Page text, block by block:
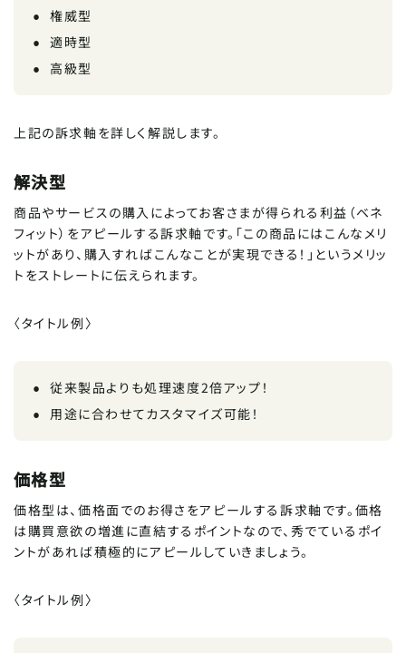
権威型
適時型
高級型
上記の訴求軸を詳しく解説します。
解決型
商品やサービスの購入によってお客さまが得られる利益（ベネ
フィット）をアピールする訴求軸です。「この商品にはこんなメリ
ットがあり、購入すればこんなことが実現できる！」というメリッ
トをストレートに伝えられます。
〈タイトル例〉
従来製品よりも処理速度2倍アップ！
用途に合わせてカスタマイズ可能！
価格型
価格型は、価格面でのお得さをアピールする訴求軸です。価格
は購買意欲の増進に直結するポイントなので、秀でているポイ
ントがあれば積極的にアピールしていきましょう。
〈タイトル例〉